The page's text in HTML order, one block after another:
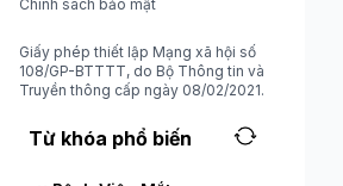
Chính sách bảo mật
Giấy phép thiết lập Mạng xã hội số
108/GP-BTTTT, do Bộ Thông tin và
Truyền thông cấp ngày 08/02/2021.
Từ khóa phổ biến